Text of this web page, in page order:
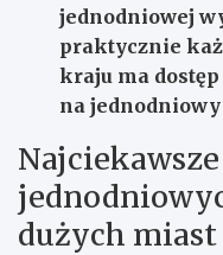
jednodniowej
praktycznie
kraju ma
na
dużych miast